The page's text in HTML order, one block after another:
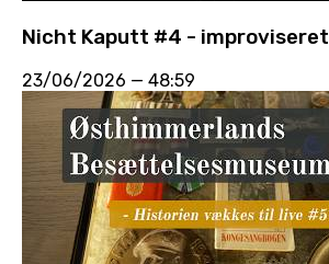
Nicht Kaputt #4 - improviseret
23/06/2026 — 48:59